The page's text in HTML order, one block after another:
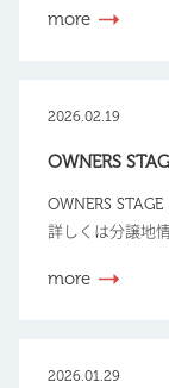
more
2026.02.19
OWNERS
OWNERS
詳しくは分譲地
more
2026.01.29